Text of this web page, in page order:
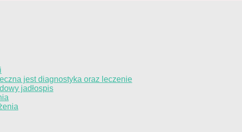
jest diagnostyka oraz leczenie
jadłospis